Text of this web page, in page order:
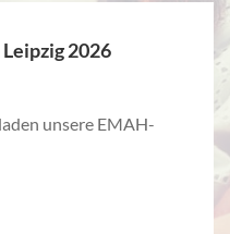
2026
unsere EMAH-